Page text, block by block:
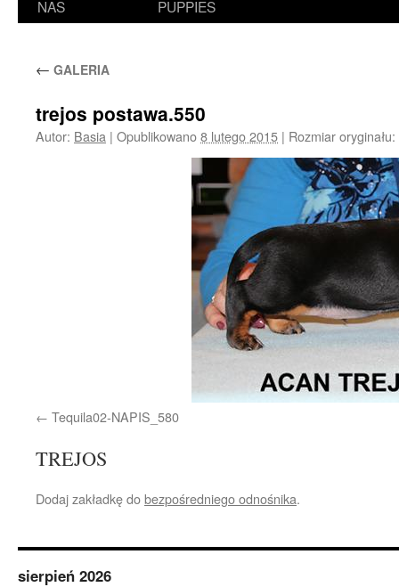
NAS
PUPPIES
← GALERIA
trejos postawa.550
Autor: Basia | Opublikowano8 lutego 2015 | Rozmiar oryginału:
Tequila02-NAPIS_580
TREJOS
Dodaj zakładkę dobezpośredniego odnośnika.
sierpień 2026